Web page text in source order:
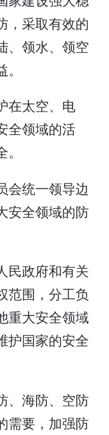
，采取有效的
、领水、领空
在太空、电
全领域的活
统一领导边
安全领域的防
民政府和有关
范围，分工负
重大安全领域
护国家的安全
海防、空防
需要，加强防